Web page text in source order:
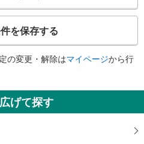
を保存する
の変更・解除はマイページから行
げて探す